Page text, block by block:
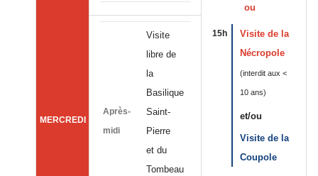
MERCREDI
ou
15h
Visite de la
Nécropole
(interdit aux <
10 ans)
et/ou
Visite de la
Coupole
Après-
midi
Visite
libre de
la
Basilique
Saint-
Pierre
et du
Tombeau